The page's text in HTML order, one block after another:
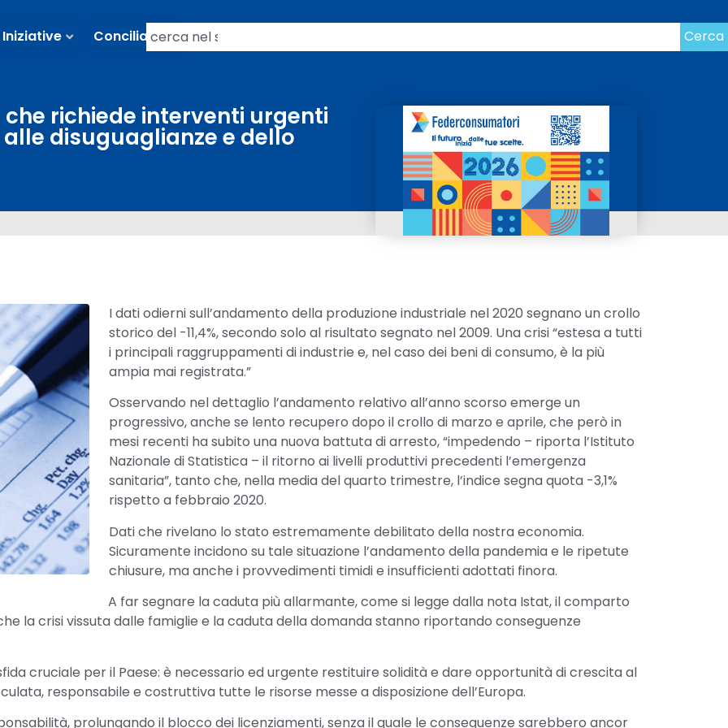
Iniziative Conciliazioni Cerca
richiede interventi urgenti
disuguaglianze e dello
I dati odierni sull’andamento della produzione industriale nel 2020 segnano un crollo
storico del -11,4%, secondo solo al risultato segnato nel 2009. Una crisi “estesa a tutti
i principali raggruppamenti di industrie e, nel caso dei beni di consumo, è la più
ampia mai registrata.”
Osservando nel dettaglio l’andamento relativo all’anno scorso emerge un
progressivo, anche se lento recupero dopo il crollo di marzo e aprile, che però in
mesi recenti ha subito una nuova battuta di arresto, “impedendo – riporta l’Istituto
Nazionale di Statistica – il ritorno ai livelli produttivi precedenti l’emergenza
sanitaria”, tanto che, nella media del quarto trimestre, l’indice segna quota -3,1%
rispetto a febbraio 2020.
Dati che rivelano lo stato estremamente debilitato della nostra economia.
Sicuramente incidono su tale situazione l’andamento della pandemia e le ripetute
chiusure, ma anche i provvedimenti timidi e insufficienti adottati finora.
A far segnare la caduta più allarmante, come si legge dalla nota Istat, il comparto
la crisi vissuta dalle famiglie e la caduta della domanda stanno riportando conseguenze
cruciale per il Paese: è necessario ed urgente restituire solidità e dare opportunità di crescita al
responsabile e costruttiva tutte le risorse messe a disposizione dell’Europa.
prolungando il blocco dei licenziamenti, senza il quale le conseguenze sarebbero ancor